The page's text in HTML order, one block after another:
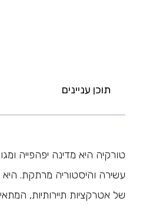
תוכן עניינים
טורקיה היא מדינה יפהפייה
עשירה והיסטוריה מרתקת. היא
של אטרקציות תיירותיות,